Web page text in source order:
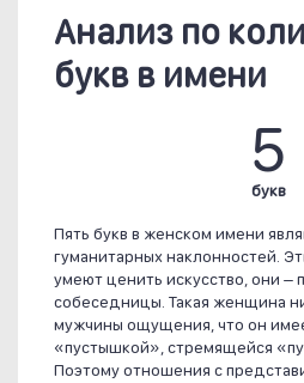
Анализ по
букв в имени
5
букв
Пять букв в женском имени
гуманитарных наклонностей.
умеют ценить искусство, они –
собеседницы. Такая женщина
мужчины ощущения, что он
«пустышкой», стремящейся
Поэтому отношения с